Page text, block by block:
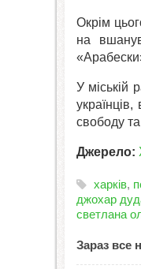
Окрім
на
У міській
свободу
Джерело:
харків,
джохар
светлана
Зараз все